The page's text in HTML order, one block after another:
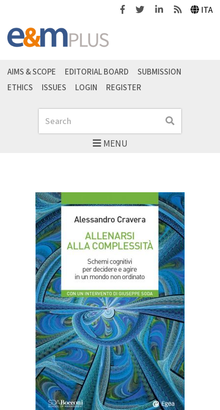
FacebookTwitterLinkedinFeeds ITA
MENU
Search Search
AIMS & SCOPE EDITORIAL BOARD
SUBMISSION
ETHICS
ISSUES LOGIN REGISTER